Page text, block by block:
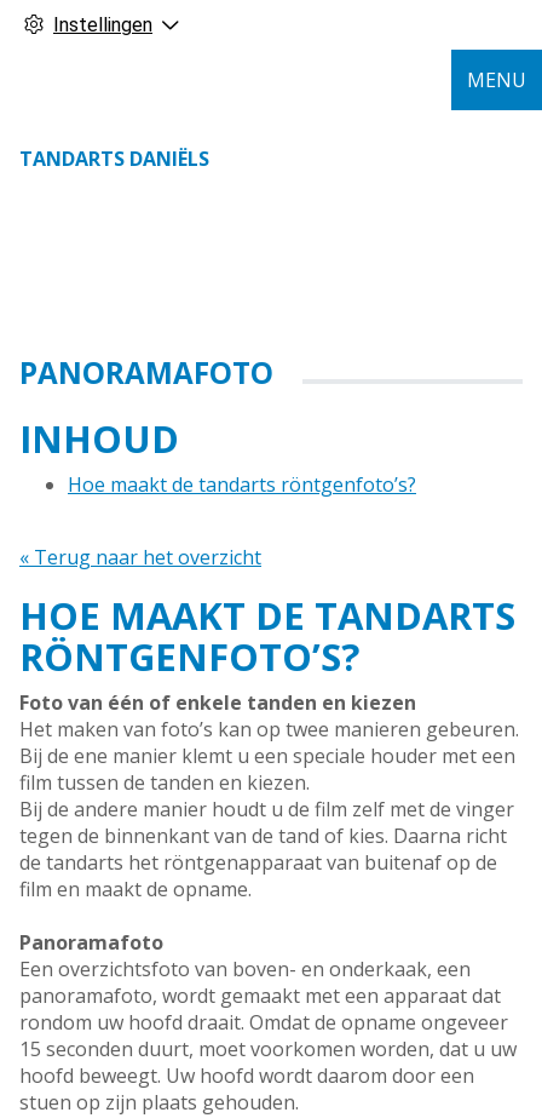
Instellingen
TANDARTS DANIËLS
MENU
PANORAMAFOTO
INHOUD
Hoe maakt de tandarts röntgenfoto’s?
« Terug naar het overzicht
HOE MAAKT DE TANDARTS
RÖNTGENFOTO’S?
Foto van één of enkele tanden en kiezen
Het maken van foto’s kan op twee manieren gebeuren.
Bij de ene manier klemt u een speciale houder met een
film tussen de tanden en kiezen.
Bij de andere manier houdt u de film zelf met de vinger
tegen de binnenkant van de tand of kies. Daarna richt
de tandarts het röntgenapparaat van buitenaf op de
film en maakt de opname.
Panoramafoto
Een overzichtsfoto van boven- en onderkaak, een
panoramafoto, wordt gemaakt met een apparaat dat
rondom uw hoofd draait. Omdat de opname ongeveer
15 seconden duurt, moet voorkomen worden, dat u uw
hoofd beweegt. Uw hoofd wordt daarom door een
stuen op zijn plaats gehouden.